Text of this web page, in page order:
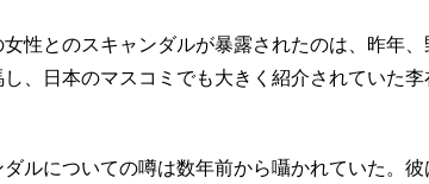
性とのスキャンダルが暴露されたのは、昨年、
、日本のマスコミでも大きく紹介されていた
ルについての噂は数年前から囁かれていた。彼